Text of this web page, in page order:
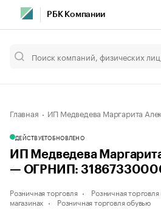
РБК Компании
Главная ИП Медведева Маргарита
ДЕЙСТВУЕТОБНОВЛЕНО
ИП Медведева
— ОГРНИП:
Розничная торговля
Розничная
магазинах
Розничная торговля обувью